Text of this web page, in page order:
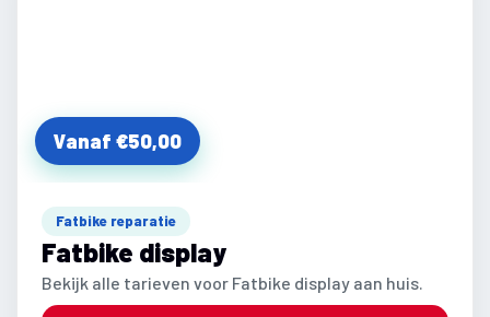
Vanaf €50,00
Fatbike reparatie
Fatbike display
Bekijk alle tarieven voor Fatbike display aan huis.